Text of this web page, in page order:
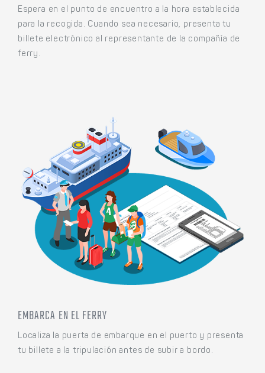
Espera en el punto de encuentro a la hora establecida
para la recogida. Cuando sea necesario, presenta tu
billete electrónico al representante de la compañía de
ferry.
EMBARCA EN EL FERRY
Localiza la puerta de embarque en el puerto y presenta
tu billete a la tripulación antes de subir a bordo.